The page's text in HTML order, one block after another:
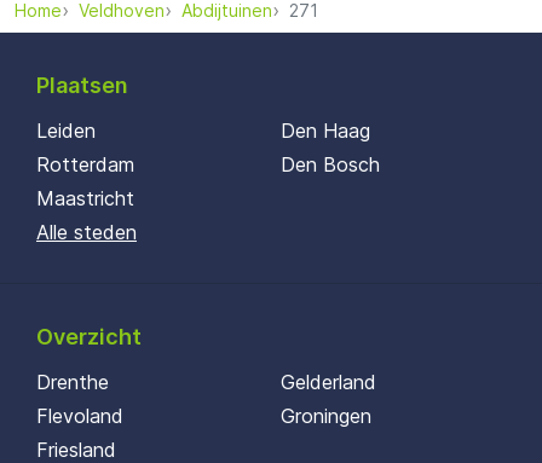
Home Veldhoven Abdijtuinen 271
Plaatsen
Leiden
Rotterdam
Maastricht
Den Haag
Den Bosch
Alle steden
Overzicht
Drenthe
Flevoland
Friesland
Gelderland
Groningen